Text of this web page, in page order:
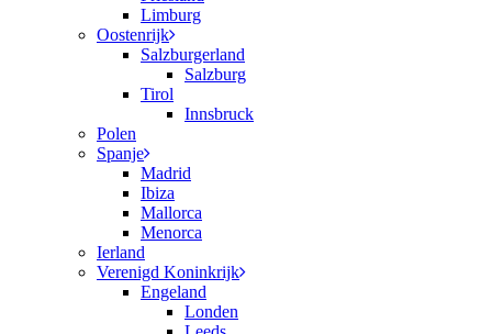
Limburg
Oostenrijk
Salzburgerland
Salzburg
Tirol
Innsbruck
Polen
Spanje
Madrid
Ibiza
Mallorca
Menorca
Ierland
Verenigd Koninkrijk
Engeland
Londen